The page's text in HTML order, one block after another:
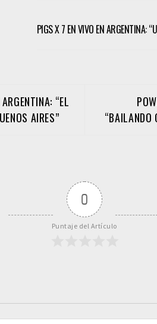
PIGS X 7 EN VIVO EN ARGENTINA:
“EL
AIRES”
“BAILANDO
0
Puntaje del Artículo